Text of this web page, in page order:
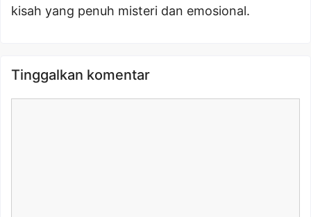
kisah yang penuh misteri dan emosional.
Tinggalkan komentar